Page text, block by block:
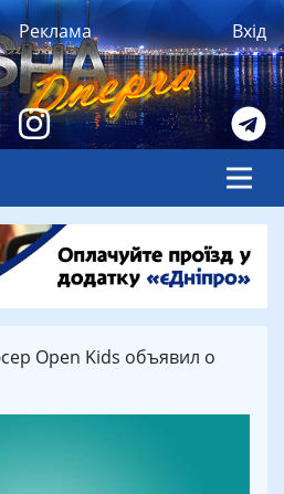
Реклама Вхід
Open Kids объявил о